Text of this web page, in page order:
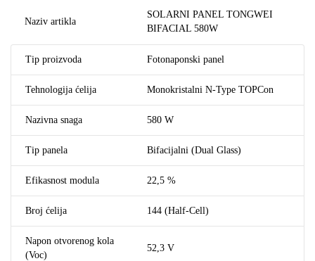
Naziv artikla
SOLARNI PANEL TONGWEI
BIFACIAL 580W
Tip proizvoda Fotonaponski panel
Tehnologija ćelija Monokristalni N-Type TOPCon
Nazivna snaga 580 W
Tip panela Bifacijalni (Dual Glass)
Efikasnost modula 22,5 %
Broj ćelija 144 (Half-Cell)
Napon otvorenog kola
(Voc)
52,3 V